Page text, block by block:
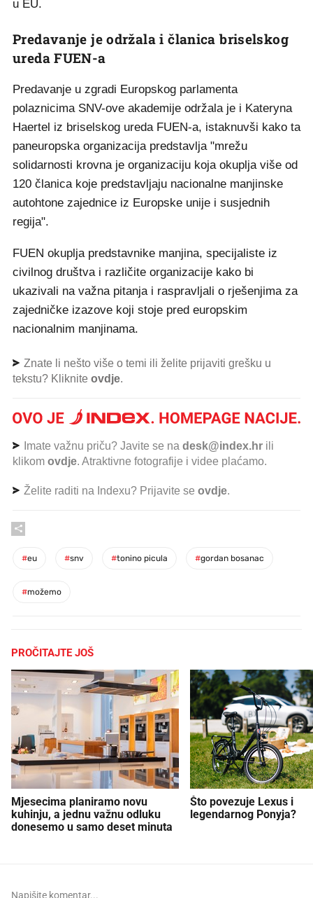
u EU.
Predavanje je održala i članica briselskog
ureda FUEN-a
Predavanje u zgradi Europskog parlamenta
polaznicima SNV-ove akademije održala je i Kateryna
Haertel iz briselskog ureda FUEN-a, istaknuvši kako ta
paneuropska organizacija predstavlja "mrežu
solidarnosti krovna je organizaciju koja okuplja više od
120 članica koje predstavljaju nacionalne manjinske
autohtone zajednice iz Europske unije i susjednih
regija".
FUEN okuplja predstavnike manjina, specijaliste iz
civilnog društva i različite organizacije kako bi
ukazivali na važna pitanja i raspravljali o rješenjima za
zajedničke izazove koji stoje pred europskim
nacionalnim manjinama.
Znate li nešto više o temi ili želite prijaviti grešku u
tekstu? Kliknite ovdje.
Imate važnu priču? Javite se na desk@index.hr ili
klikom ovdje. Atraktivne fotografije i videe plaćamo.
Želite raditi na Indexu? Prijavite se ovdje.
#eu #snv #tonino picula #gordan bosanac
#možemo
PROČITAJTE JOŠ
Mjesecima planiramo novu
kuhinju, a jednu važnu odluku
donesemo u samo deset minuta
Što povezuje Lexus i
legendarnog Ponyja?